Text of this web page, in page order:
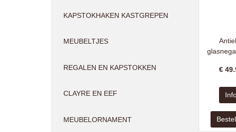
KAPSTOKHAKEN KASTGREPEN
MEUBELTJES
REGALEN EN KAPSTOKKEN
CLAYRE EN EEF
MEUBELORNAMENT
€